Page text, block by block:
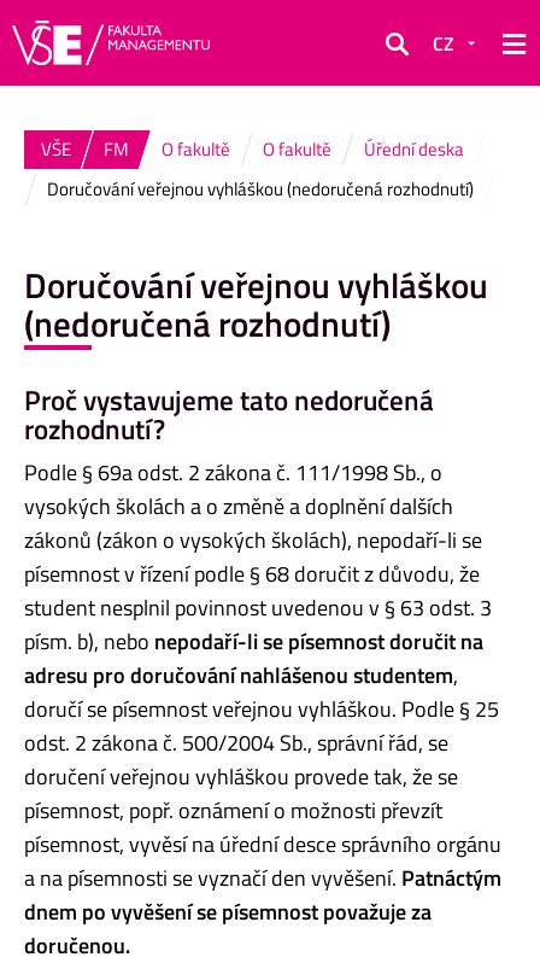
Hledat
CZ
VŠE FM O fakultě O fakultě
Úřední deska
Doručování veřejnou vyhláškou (nedoručená rozhodnutí)
Doručování veřejnou vyhláškou
(nedoručená rozhodnutí)
Proč vystavujeme tato nedoručená
rozhodnutí?
Podle § 69a odst. 2 zákona č. 111/1998 Sb., o
vysokých školách a o změně a doplnění dalších
zákonů (zákon o vysokých školách), nepodaří-li se
písemnost v řízení podle § 68 doručit z důvodu, že
student nesplnil povinnost uvedenou v § 63 odst. 3
písm. b), nebo nepodaří-li se písemnost doručit na
adresu pro doručování nahlášenou studentem,
doručí se písemnost veřejnou vyhláškou. Podle § 25
odst. 2 zákona č. 500/2004 Sb., správní řád, se
doručení veřejnou vyhláškou provede tak, že se
písemnost, popř. oznámení o možnosti převzít
písemnost, vyvěsí na úřední desce správního orgánu
a na písemnosti se vyznačí den vyvěšení. Patnáctým
dnem po vyvěšení se písemnost považuje za
doručenou.